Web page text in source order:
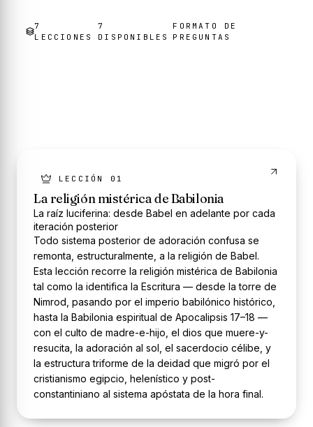
7
LECCIONES
7
DISPONIBLE S
FORMATO DE
PREGUNTAS
LECCIÓN 01
La religión mistérica de Babilonia
La raíz luciferina: desde Babel en adelante por cada
iteración posterior
Todo sistema posterior de adoración confusa se
remonta, estructuralmente, a la religión de Babel.
Esta lección recorre la religión mistérica de Babilonia
tal como la identifica la Escritura — desde la torre de
Nimrod, pasando por el imperio babilónico histórico,
hasta la Babilonia espiritual de Apocalipsis 17–18 —
con el culto de madre-e-hijo, el dios que muere-y-
resucita, la adoración al sol, el sacerdocio célibe, y
la estructura triforme de la deidad que migró por el
cristianismo egipcio, helenístico y post-
constantiniano al sistema apóstata de la hora final.